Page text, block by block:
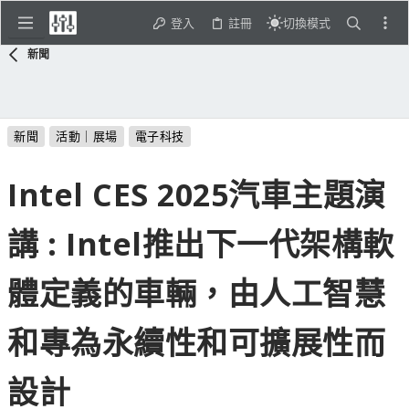
登入 註冊 切換模式
新聞
新聞 活動｜展場 電子科技
Intel CES 2025汽車主題演
講 : Intel推出下一代架構軟
體定義的車輛，由人工智慧
和專為永續性和可擴展性而
設計